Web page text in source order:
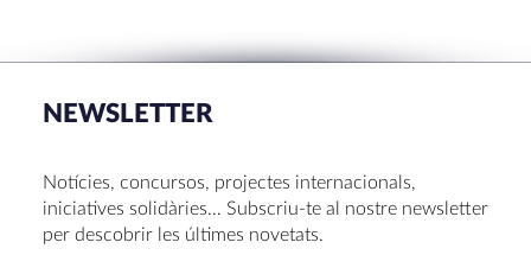
La Mostra d’Arts 2026
Congrés UNIV 2026
Oficis de Setmana Santa 2025
Premi al Pessebre d’Infantil 2024
NEWSLETTER
Notícies, concursos, projectes internacionals,
iniciatives solidàries… Subscriu-te al nostre newsletter
per descobrir les últimes novetats.